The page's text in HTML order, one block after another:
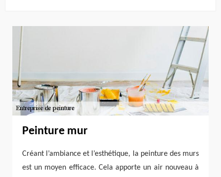
Peinture mur
Créant l’ambiance et l’esthétique, la peinture des murs
est un moyen efficace. Cela apporte un air nouveau à